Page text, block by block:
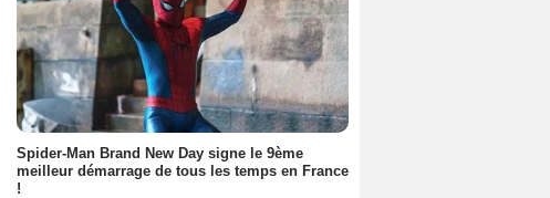
Spider-Man Brand New Day signe le 9ème
meilleur démarrage de tous les temps en France
!